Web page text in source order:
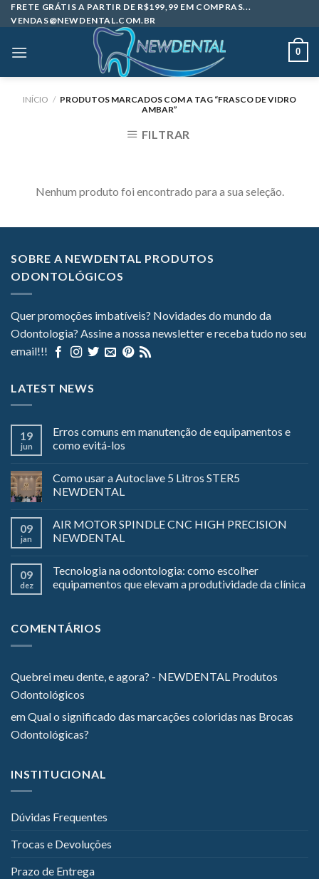
Skip
to
FRETE GRÁTIS A PARTIR DE R$199,99 EM COMPRAS...
VENDAS@NEWDENTAL.COM.BR
0
INÍCIO / PRODUTOS MARCADOS COM A TAG “FRASCO DE VIDRO
AMBAR”
FILTRAR
Nenhum produto foi encontrado para a sua seleção.
SOBRE A NEWDENTAL PRODUTOS
ODONTOLÓGICOS
Quer promoções imbatíveis? Novidades do mundo da
Odontologia? Assine a nossa newsletter e receba tudo no seu
email!!!
LATEST NEWS
19
jun
Erros comuns em manutenção de equipamentos e
como evitá-los
Como usar a Autoclave 5 Litros STER5
NEWDENTAL
09
jan
AIR MOTOR SPINDLE CNC HIGH PRECISION
NEWDENTAL
09
dez
Tecnologia na odontologia: como escolher
equipamentos que elevam a produtividade da clínica
COMENTÁRIOS
Quebrei meu dente, e agora? - NEWDENTAL Produtos
Odontológicos
emQual o significado das marcações coloridas nas Brocas
Odontológicas?
INSTITUCIONAL
Dúvidas Frequentes
Trocas e Devoluções
Prazo de Entrega